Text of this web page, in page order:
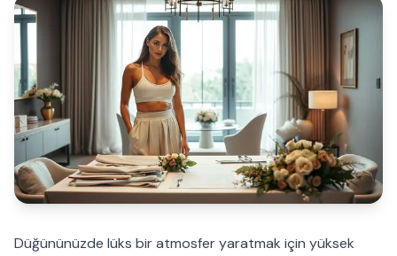
Düğününüzde lüks bir atmosfer yaratmak için yüksek